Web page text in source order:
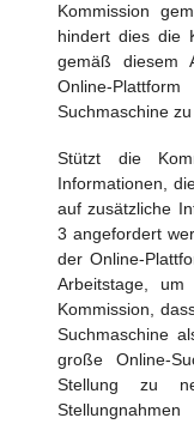
Kommission
hindert dies die
gemäß diesem
Online-
Suchmaschine zu
Stützt die
Informationen,
auf zusätzliche
3 angefordert
der Online-
Arbeitstage,
Kommission,
Suchmaschine
große Online-
Stellung zu